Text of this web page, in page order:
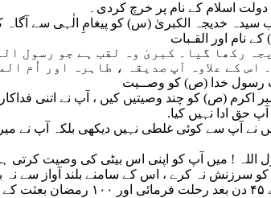
دولت اسلام کے نام پر خرچ کردی۔
نام اور القـبات
رکھا گیا۔ کبریٰ وہ لقب ہے جو رسول
اس کے علاوہ آپ صدیقہ ، طاہرہ اور اُم
خدا (ص) کو وصــیت
(ص) کو چند وصیتیں کیں ، آپ نے اتنی
حق ادا نہیں کیا.
نے آپ سے کوئی غلطی نہیں دیکھی بلکہ آپ
! میں آپ کو اپنی اس بیٹی کی وصیت کرتی
سرزنش نہ کرے ، اس کے سامنے بلند آواز سے نہ